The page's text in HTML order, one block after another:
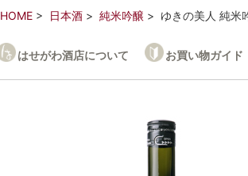
HOME 日本酒 純米吟醸 ゆきの美人 純米
はせがわ酒店について お買い物ガイド